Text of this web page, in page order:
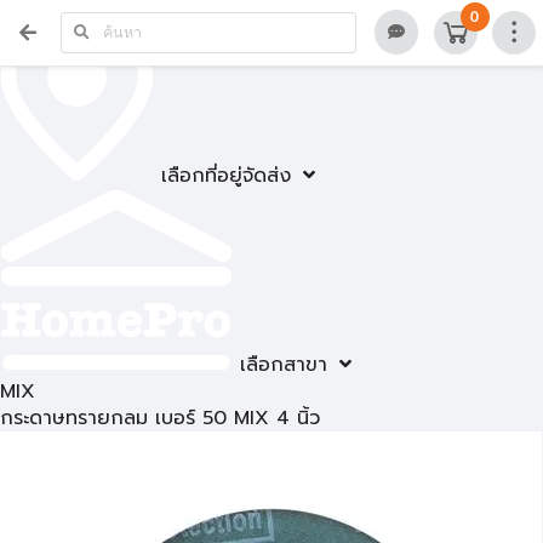
เลือกที่อยู่จัดส่ง
เลือกสาขา
0
MIX
กระดาษทรายกลม เบอร์ 50 MIX 4 นิ้ว